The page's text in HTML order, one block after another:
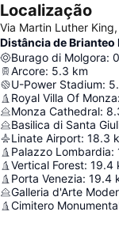
Localização
Via Martin Luther
Distância de Brianteo
Burago di Molgora:
Arcore: 5.3 km
U-Power Stadium:
Royal Villa Of Monza:
Monza Cathedral:
Basilica di Santa
Linate Airport: 18.3
Palazzo Lombardia:
Vertical Forest: 19.4
Porta Venezia: 19.4
Galleria d'Arte
Cimitero